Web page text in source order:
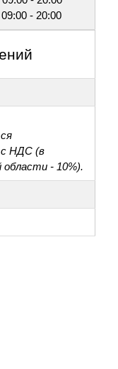
- 20:00
с НДС (в
области - 10%).